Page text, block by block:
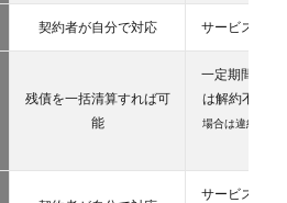
契約者が自分で対応 サービス提供
残債を一括清算すれば可
能
一定期間が経
は解約不可
場合は違約金や
サービス提供